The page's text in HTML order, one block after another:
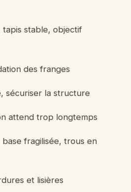
tapis stable, objectif
des franges
sécuriser la structure
attend trop longtemps
base fragilisée, trous en
et lisières